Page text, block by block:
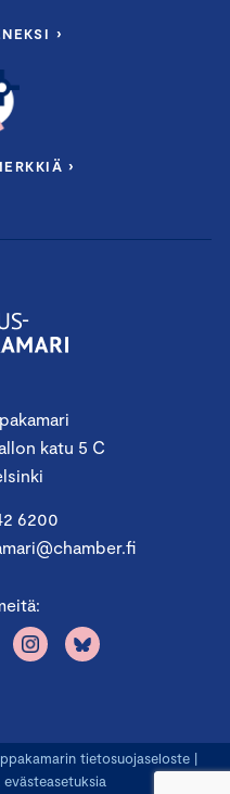
katu 5 C
6200
›
›
tietosuojaseloste |
evästeasetuksia